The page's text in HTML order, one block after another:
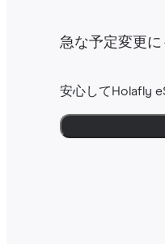
急な予定変更に
安心してHolafly